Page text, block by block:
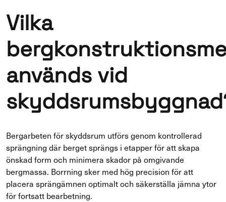
Vilka
används vid
Bergarbeten för skyddsrum utförs genom kontrollerad
sprängning där berget sprängs i etapper för att skapa
önskad form och minimera skador på omgivande
bergmassa. Borrning sker med hög precision för att
placera sprängämnen optimalt och säkerställa jämna ytor
för fortsatt bearbetning.